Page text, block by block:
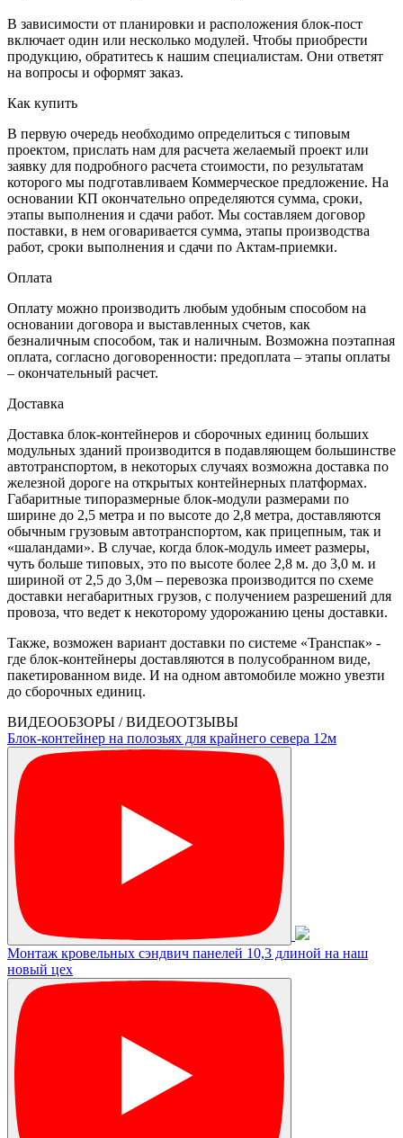
В зависимости от планировки и расположения блок-пост
включает один или несколько модулей. Чтобы приобрести
продукцию, обратитесь к нашим специалистам. Они ответят
на вопросы и оформят заказ.
Как купить
В первую очередь необходимо определиться с типовым
проектом, прислать нам для расчета желаемый проект или
заявку для подробного расчета стоимости, по результатам
которого мы подготавливаем Коммерческое предложение. На
основании КП окончательно определяются сумма, сроки,
этапы выполнения и сдачи работ. Мы составляем договор
поставки, в нем оговаривается сумма, этапы производства
работ, сроки выполнения и сдачи по Актам-приемки.
Оплата
Оплату можно производить любым удобным способом на
основании договора и выставленных счетов, как
безналичным способом, так и наличным. Возможна поэтапная
оплата, согласно договоренности: предоплата – этапы оплаты
– окончательный расчет.
Доставка
Доставка блок-контейнеров и сборочных единиц больших
модульных зданий производится в подавляющем большинстве
автотранспортом, в некоторых случаях возможна доставка по
железной дороге на открытых контейнерных платформах.
Габаритные типоразмерные блок-модули размерами по
ширине до 2,5 метра и по высоте до 2,8 метра, доставляются
обычным грузовым автотранспортом, как прицепным, так и
«шаландами». В случае, когда блок-модуль имеет размеры,
чуть больше типовых, это по высоте более 2,8 м. до 3,0 м. и
шириной от 2,5 до 3,0м – перевозка производится по схеме
доставки негабаритных грузов, с получением разрешений для
провоза, что ведет к некоторому удорожанию цены доставки.
Также, возможен вариант доставки по системе «Транспак» -
где блок-контейнеры доставляются в полусобранном виде,
пакетированном виде. И на одном автомобиле можно увезти
до сборочных единиц.
ВИДЕООБЗОРЫ / ВИДЕООТЗЫВЫ
Блок-контейнер на полозьях для крайнего севера 12м
Монтаж кровельных сэндвич панелей 10,3 длиной на наш
новый цех